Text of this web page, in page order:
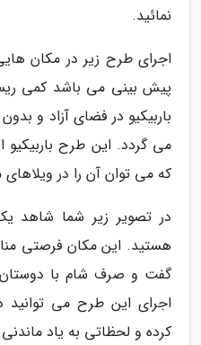
نمائید.
اجرای طرح زیر در مکان
پیش بینی می باشد کمی
باربیکیو در فضای آزاد و
می گردد. این طرح
که می توان آن را در ویلاهای
در تصویر زیر شما شاهد
هستید. این مکان فرصتی
گفت و صرف شام با دوستان
اجرای این طرح می توانید
کرده و لحظاتی به یاد ماندنی